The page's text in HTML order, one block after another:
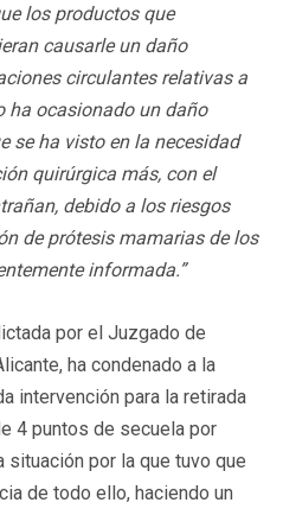
los productos que
causarle un daño
circulantes relativas a
ha ocasionado un daño
se ha visto en la necesidad
quirúrgica más, con el
debido a los riesgos
de prótesis mamarias de los
informada.”
por el Juzgado de
ha condenado a la
intervención para la retirada
4 puntos de secuela por
por la que tuvo que
de todo ello, haciendo un